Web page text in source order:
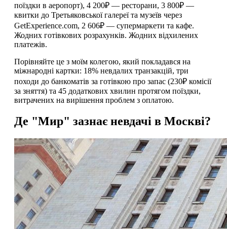
поїздки в аеропорт), 4 200₽ — ресторани, 3 800₽ —
квитки до Третьяковської галереї та музеїв через
GetExperience.com, 2 606₽ — супермаркети та кафе.
Жодних готівкових розрахунків. Жодних відхилених
платежів.
Порівняйте це з моїм колегою, який покладався на
міжнародні картки: 18% невдалих транзакцій, три
походи до банкоматів за готівкою про запас (230₽ комісії
за зняття) та 45 додаткових хвилин протягом поїздки,
витрачених на вирішення проблем з оплатою.
Де "Мир" зазнає невдачі в Москві?